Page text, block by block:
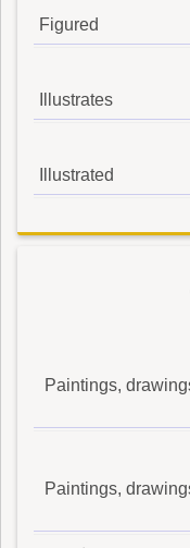
Figured
Illustrates
Illustrated
Paintings,
Paintings,